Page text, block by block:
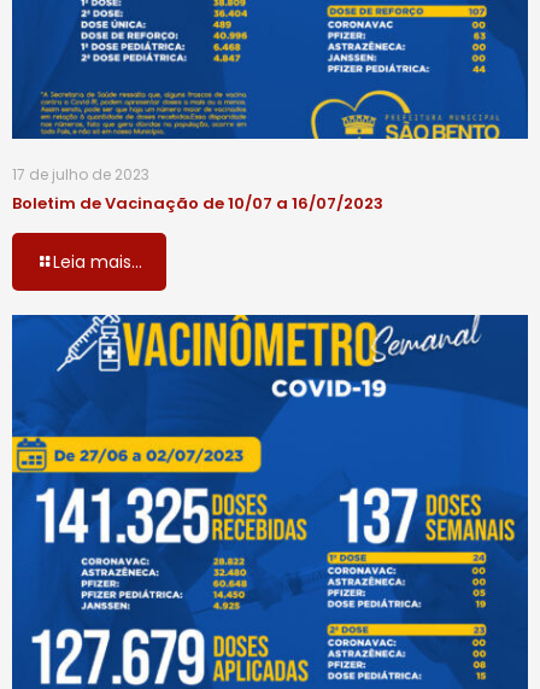
17 de julho de 2023
Boletim de Vacinação de 10/07 a 16/07/2023
Leia mais...